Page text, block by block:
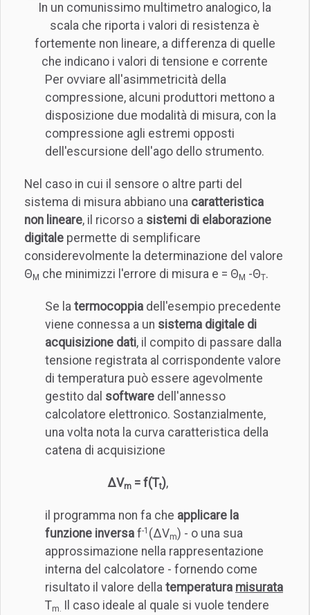
In un comunissimo multimetro analogico, la
scala che riporta i valori di resistenza è
fortemente non lineare, a differenza di quelle
che indicano i valori di tensione e corrente
Per ovviare all'asimmetricità della
compressione, alcuni produttori mettono a
disposizione due modalità di misura, con la
compressione agli estremi opposti
dell'escursione dell'ago dello strumento.
Nel caso in cui il sensore o altre parti del
sistema di misura abbiano una caratteristica
non lineare, il ricorso a sistemi di elaborazione
digitale permette di semplificare
considerevolmente la determinazione del valore
Θ M che minimizzi l'errore di misura e = Θ M -ΘT.
Se la termocoppia dell'esempio precedente
viene connessa a un sistema digitale di
acquisizione dati, il compito di passare dalla
tensione registrata al corrispondente valore
di temperatura può essere agevolmente
gestito dal software dell'annesso
calcolatore elettronico. Sostanzialmente,
una volta nota la curva caratteristica della
catena di acquisizione
ΔVm = f(Tt),
il programma non fa che applicare la
funzione inversa f-1 (ΔVm) - o una sua
approssimazione nella rappresentazione
interna del calcolatore - fornendo come
risultato il valore della temperatura misurata
Tm.
Il caso ideale al quale si vuole tendere